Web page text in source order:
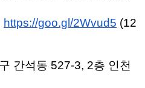
https://goo.gl/2Wvud5 (12
간석동 527-3, 2층 인천